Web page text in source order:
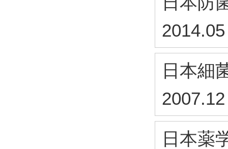
2014.05
日本細
2007.12
日本薬